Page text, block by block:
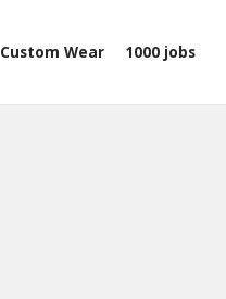
Custom Wear 1000 jobs